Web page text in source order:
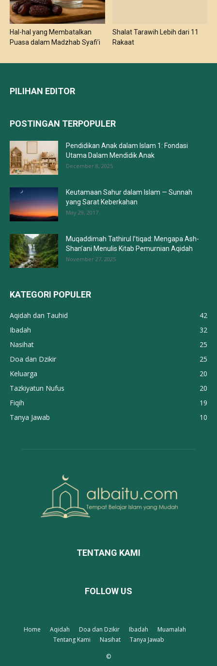
Hal-hal yang Membatalkan
Puasa dalam Madzhab Syafi’i
Shalat Tarawih Lebih dari 11
Rakaat
PILIHAN EDITOR
POSTINGAN TERPOPULER
Pendidikan Anak dalam Islam 1: Fondasi
Utama Dalam Mendidik Anak
December 8, 2025
Keutamaan Sahur dalam Islam — Sunnah
yang Sarat Keberkahan
May 29, 2017
Muqaddimah Tathirul I’tiqad: Mengapa Ash-
Shan’ani Menulis Kitab Pemurnian Aqidah
November 27, 2025
KATEGORI POPULER
Aqidah dan Tauhid
42
Ibadah
32
Nasihat
25
Doa dan Dzikir
25
Keluarga
20
Tazkiyatun Nufus
20
Fiqih
19
Tanya Jawab
10
TENTANG KAMI
FOLLOW US
Home Aqidah Doa dan Dzikir Ibadah
Muamalah
Tentang Kami
Nasihat Tanya Jawab
©